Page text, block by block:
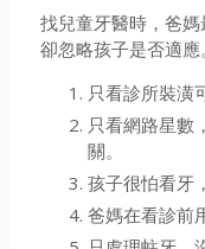
找兒童牙醫時，爸
卻忽略孩子是否適應
只看診所裝潢
只看網路星數
關。
孩子很怕看牙
爸媽在看診前